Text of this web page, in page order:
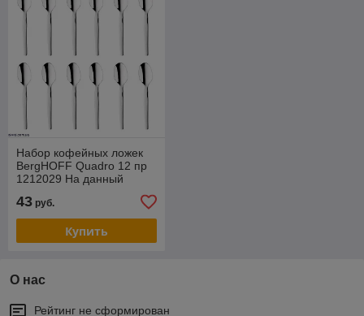
Набор кофейных ложек
BergHOFF Quadro 12 пр
1212029 На данный
товар возможна скидка .
Звоните !
43 руб.
Купить
О нас
Рейтинг не сформирован